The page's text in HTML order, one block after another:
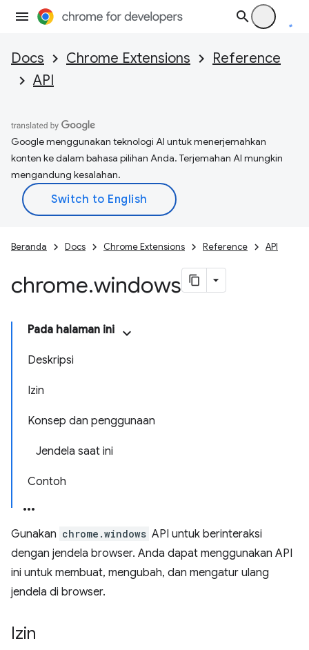
Docs Chrome Extensions
Reference
API
Google menggunakan teknologi AI untuk menerjemahkan
konten ke dalam bahasa pilihan Anda. Terjemahan AI mungkin
mengandung kesalahan.
Beranda Docs Chrome Extensions Reference API
chrome.windows
Pada halaman ini
Deskripsi
Izin
Konsep dan penggunaan
Jendela saat ini
Contoh
Gunakan chrome.windows API untuk berinteraksi
dengan jendela browser. Anda dapat menggunakan API
ini untuk membuat, mengubah, dan mengatur ulang
jendela di browser.
Izin